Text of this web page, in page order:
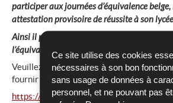
Ce site utilise des cookies
nécessaires à son bon
sans usage de données à
personnel, et ne pouvant pas
participer aux journées d’équivalence
attestation provisoire de réussite à son
Ainsi il pourra se présenter le 13 ou 14
l’équivalence provisoire en attendant la
Veuillez trouver ici toutes les démarches
fournir :
https://equivalences.cfwb.be/